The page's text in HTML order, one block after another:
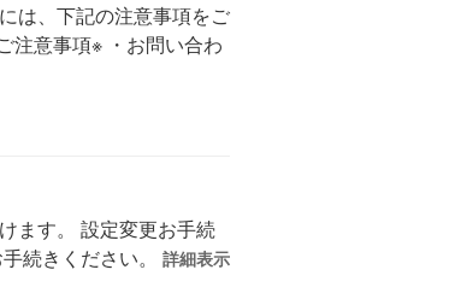
は、下記の注意事項をご
注意事項※ ・お問い合わ
ます。 設定変更お手続
続きください。 詳細表示